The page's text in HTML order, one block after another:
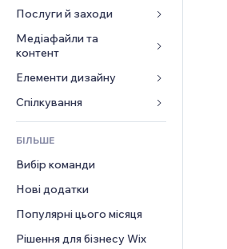
Мобільний
Аналітика
Соцмережі
SEO
Залучення
Розміщення сайту
Ел. пошта
Конверсія
Додатки для магазинів
Надсилання та доставка
Кнопки продажу
Онлайн‑курси
Друк на замовлення
Бухгалтерський облік
Купони й лояльність
Рішення для складів
Дропшипінг
Тарифні плани й підписки
Краудфандинг
Послуги й заходи
Готелі
Заходи
Ресторани
Нерухомість
Медіафайли та
контент
Галерея
Музика
Подкасти
Фотографія
Відео
PDF
Обмін файлами
Новини
Елементи дизайну
Карти й навігація
Конфіденційність і безпека
Годинник
Шаблони сторінок
Ефекти зображення
Кнопки та меню
Банери та бейджі
Форми
Опитування
Чат
Коментарі
Телефон
БІЛЬШЕ
Вибір команди
Нові додатки
Популярні цього місяця
Рішення для бізнесу Wix